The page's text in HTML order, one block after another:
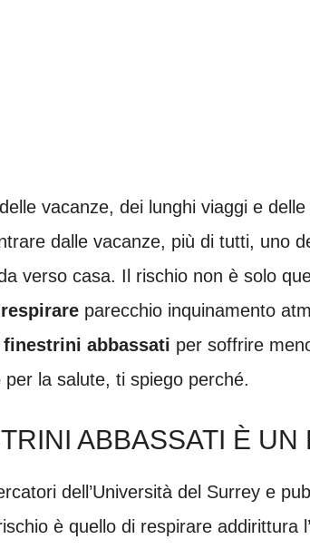
vacanze, dei lunghi viaggi e
dalle vacanze, più di tutti, uno
verso casa. Il rischio non è solo
respirare parecchio inquinamento
finestrini abbassati per soffrire
la salute, ti spiego perché.
ABBASSATI È UN
dell’Università del Surrey e
è quello di respirare addirittura l’